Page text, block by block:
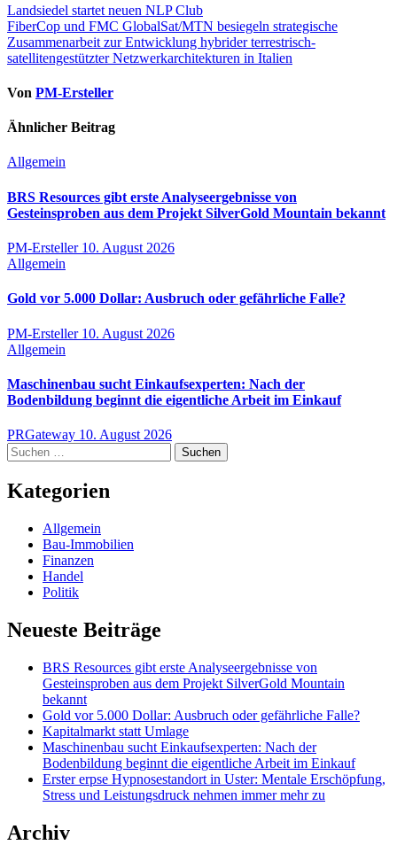
Beitragsnavigation
Landsiedel startet neuen NLP Club
FiberCop und FMC GlobalSat/MTN besiegeln strategische
Zusammenarbeit zur Entwicklung hybrider terrestrisch-
satellitengestützter Netzwerkarchitekturen in Italien
Von PM-Ersteller
Ähnlicher Beitrag
Allgemein
BRS Resources gibt erste Analyseergebnisse von
Gesteinsproben aus dem Projekt SilverGold Mountain bekannt
PM-Ersteller 10. August 2026
Allgemein
Gold vor 5.000 Dollar: Ausbruch oder gefährliche Falle?
PM-Ersteller 10. August 2026
Allgemein
Maschinenbau sucht Einkaufsexperten: Nach der
Bodenbildung beginnt die eigentliche Arbeit im Einkauf
PRGateway 10. August 2026
Suchen
nach:
Kategorien
Allgemein
Bau-Immobilien
Finanzen
Handel
Politik
Neueste Beiträge
BRS Resources gibt erste Analyseergebnisse von
Gesteinsproben aus dem Projekt SilverGold Mountain
bekannt
Gold vor 5.000 Dollar: Ausbruch oder gefährliche Falle?
Kapitalmarkt statt Umlage
Maschinenbau sucht Einkaufsexperten: Nach der
Bodenbildung beginnt die eigentliche Arbeit im Einkauf
Erster erpse Hypnosestandort in Uster: Mentale Erschöpfung,
Stress und Leistungsdruck nehmen immer mehr zu
Archiv